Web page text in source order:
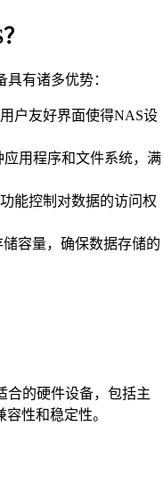
有诸多优势：
户友好界面使得NAS设
应用程序和文件系统，满
能控制对数据的访问权
容量，确保数据存储的
合的硬件设备，包括主
性和稳定性。